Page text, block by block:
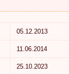
05.12.2013
11.06.2014
25.10.2023